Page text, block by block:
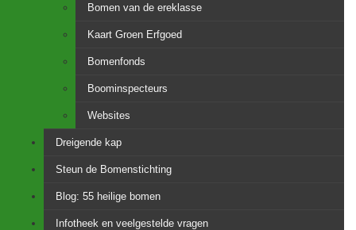
Bomen van de ereklasse
Kaart Groen Erfgoed
Bomenfonds
Boominspecteurs
Websites
Dreigende kap
Steun de Bomenstichting
Blog: 55 heilige bomen
Infotheek en veelgestelde vragen